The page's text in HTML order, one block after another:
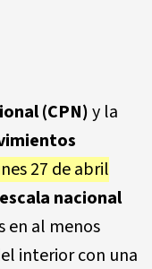
(CPN)y la
27 de abril
nacional
en al menos
interior con una